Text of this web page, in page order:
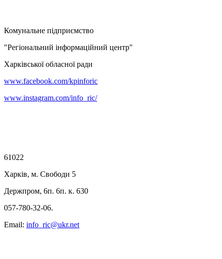
Комунальне підприємство
"Регіональний інформаційний центр"
Харківської обласної ради
www.facebook.com/kpinforic
www.instagram.com/info_ric/
61022
Харків, м. Свободи 5
Держпром, 6п. 6п. к. 630
057-780-32-06.
Email: info_ric@ukr.net